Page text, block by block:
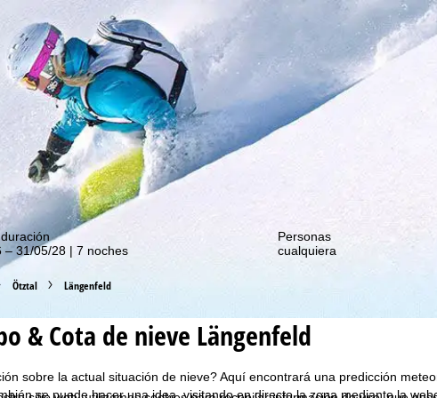
nuestras promociones!
– 31/05/28 | 7 noches
Personas
cualquiera
Ötztal Längenfeld
& Cota de nieve Längenfeld
sobre la actual situación de nieve? Aquí encontrará una predicción
se puede hacer una idea, visitando en directo la zona mediante la